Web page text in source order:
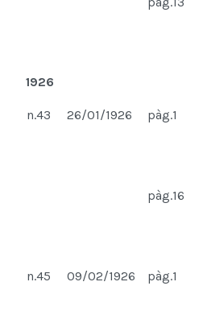
1926
n.43 26/01/1926 pàg.1
pàg.16
n.45 09/02/1926 pàg.1